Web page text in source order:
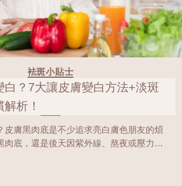
袪斑小貼士
白？7大讓皮膚變白方法+淡斑
析！
皮膚黑肉底是不少追求亮白膚色朋友的煩
肉底，還是後天因紫外線、熬夜或壓力導